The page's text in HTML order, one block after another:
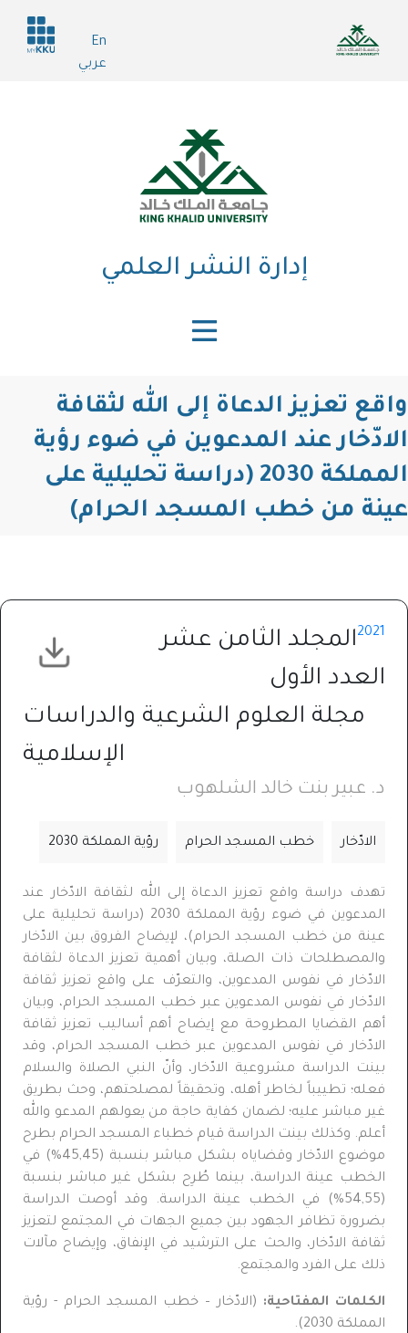
المحتوى
En
عربي
Header
services
إدارة النشر العلمي
واقع تعزيز الدعاة إلى الله لثقافة
الادّخار عند المدعوين في ضوء رؤية
المملكة 2030 (دراسة تحليلية على
عينة من خطب المسجد الحرام)
2021المجلد الثامن عشر
العدد الأول
مجلة العلوم الشرعية والدراسات
الإسلامية
د. عبير بنت خالد الشلهوب
الادّخار خطب المسجد الحرام رؤية المملكة 2030
تهدف دراسة
واقع تعزيز الدعاة إلى الله لثقافة الادّخار عند
المدعوين في ضوء رؤية المملكة 2030 (دراسة تحليلية على
عينة من خطب المسجد الحرام)، لإيضاح الفروق بين الادّخار
والمصطلحات ذات الصلة، وبيان أهمية تعزيز الدعاة لثقافة
الادّخار في نفوس المدعوين، والتعرّف على واقع تعزيز ثقافة
الادّخار في نفوس المدعوين عبر خطب المسجد الحرام، وبيان
أهم القضايا المطروحة مع إيضاح أهم أساليب تعزيز ثقافة
الادّخار في نفوس المدعوين عبر خطب المسجد الحرام، وقد
بينت الدراسة مشروعية الادّخار، وأنّ النبي الصلاة والسلام
فعله؛ تطييباً لخاطر أهله، وتحقيقاً لمصلحتهم، وحث بطريق
غير مباشر عليه؛ لضمان كفاية حاجة من يعولهم المدعو والله
أعلم. وكذلك بينت الدراسة قيام خطباء المسجد الحرام بطرح
موضوع الادّخار وقضاياه بشكل مباشر بنسبة (45,45%) في
الخطب عينة الدراسة، بينما طُرِح بشكل غير مباشر بنسبة
(54,55%) في الخطب عينة الدراسة. وقد أوصت الدراسة
بضرورة تظافر الجهود بين جميع الجهات في المجتمع لتعزيز
ثقافة الادّخار، والحث على الترشيد في الإنفاق، وإيضاح مآلات
ذلك على الفرد والمجتمع.
الكلمات المفتاحية: (الادّخار – خطب المسجد الحرام - رؤية
المملكة 2030).